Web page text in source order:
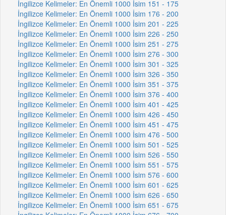
İngilizce Kelimeler: En Önemli 1000 İsim 151 - 175
İngilizce Kelimeler: En Önemli 1000 İsim 176 - 200
İngilizce Kelimeler: En Önemli 1000 İsim 201 - 225
İngilizce Kelimeler: En Önemli 1000 İsim 226 - 250
İngilizce Kelimeler: En Önemli 1000 İsim 251 - 275
İngilizce Kelimeler: En Önemli 1000 İsim 276 - 300
İngilizce Kelimeler: En Önemli 1000 İsim 301 - 325
İngilizce Kelimeler: En Önemli 1000 İsim 326 - 350
İngilizce Kelimeler: En Önemli 1000 İsim 351 - 375
İngilizce Kelimeler: En Önemli 1000 İsim 376 - 400
İngilizce Kelimeler: En Önemli 1000 İsim 401 - 425
İngilizce Kelimeler: En Önemli 1000 İsim 426 - 450
İngilizce Kelimeler: En Önemli 1000 İsim 451 - 475
İngilizce Kelimeler: En Önemli 1000 İsim 476 - 500
İngilizce Kelimeler: En Önemli 1000 İsim 501 - 525
İngilizce Kelimeler: En Önemli 1000 İsim 526 - 550
İngilizce Kelimeler: En Önemli 1000 İsim 551 - 575
İngilizce Kelimeler: En Önemli 1000 İsim 576 - 600
İngilizce Kelimeler: En Önemli 1000 İsim 601 - 625
İngilizce Kelimeler: En Önemli 1000 İsim 626 - 650
İngilizce Kelimeler: En Önemli 1000 İsim 651 - 675